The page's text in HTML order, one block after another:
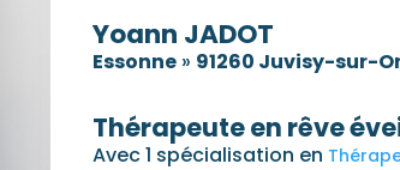
Yoann JADOT
Essonne » 91260 Juvisy-sur-
Thérapeute en rêve
Avec 1 spécialisation en